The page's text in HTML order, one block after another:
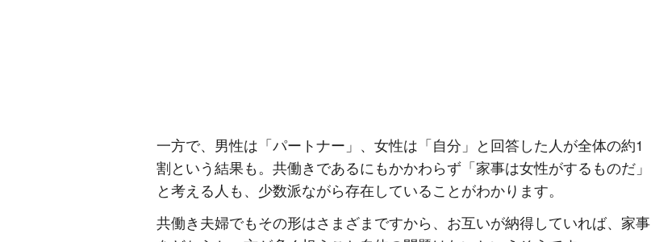
一方で、男性は「パートナー」、女性は「自分」と回答した人が全体の約1
割という結果も。共働きであるにもかかわらず「家事は女性がするものだ」
と考える人も、少数派ながら存在していることがわかります。
共働き夫婦でもその形はさまざまですから、お互いが納得していれば、家事